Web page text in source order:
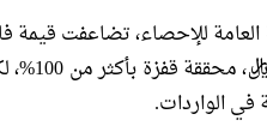
العامة للإحصاء، تضاعفت
في الواردات.